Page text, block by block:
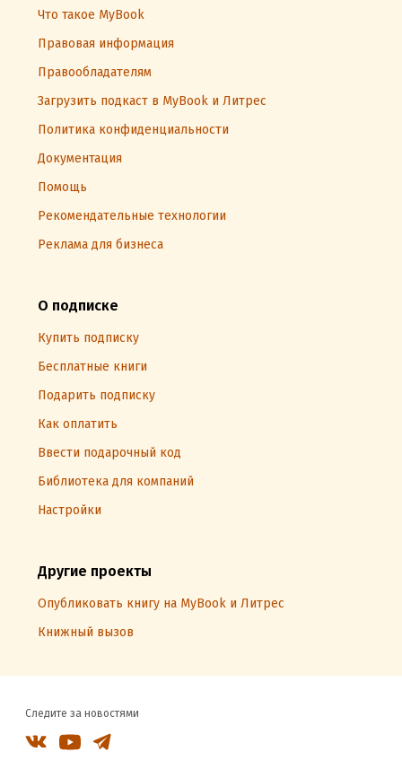
Что такое MyBook
Правовая информация
Правообладателям
Загрузить подкаст в MyBook и Литрес
Политика конфиденциальности
Документация
Помощь
Рекомендательные технологии
Реклама для бизнеса
О подписке
Купить подписку
Бесплатные книги
Подарить подписку
Как оплатить
Ввести подарочный код
Библиотека для компаний
Настройки
Другие проекты
Опубликовать книгу на MyBook и Литрес
Книжный вызов
Следите за новостями